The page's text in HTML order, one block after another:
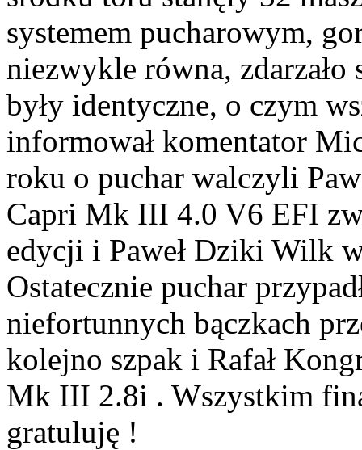
systemem pucharowym,
niezwykle równa, zdarzało
były identyczne, o czym
informował komentator
roku o puchar walczyli
Capri Mk III 4.0 V6 EFI
edycji i Paweł Dziki Wilk
Ostatecznie puchar
niefortunnych bączkach
kolejno szpak i Rafał
Mk III 2.8i . Wszystkim
gratuluję !